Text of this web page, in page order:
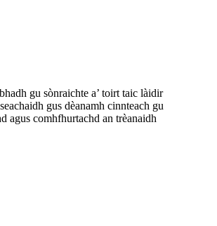
gu sònraichte a’ toirt taic làidir
gus dèanamh cinnteach gu
agus comhfhurtachd an trèanaidh